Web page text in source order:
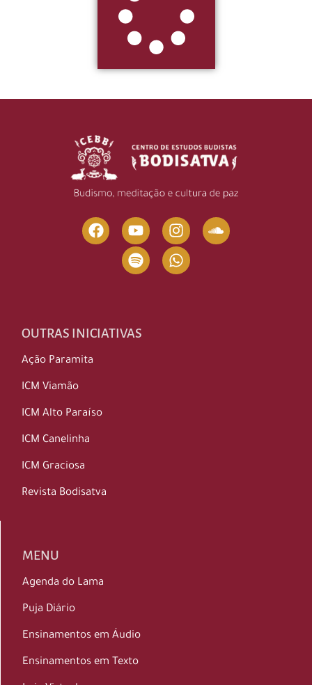
OUTRAS INICIATIVAS
Ação Paramita
ICM Viamão
ICM Alto Paraíso
ICM Canelinha
ICM Graciosa
Revista Bodisatva
MENU
Agenda do Lama
Puja Diário
Ensinamentos em Áudio
Ensinamentos em Texto